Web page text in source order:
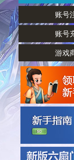
账号
账号
游戏